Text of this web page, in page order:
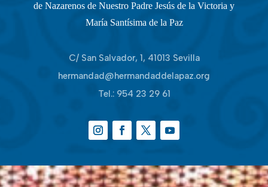
de Nazarenos de Nuestro Padre Jesús de la Victoria y
María Santísima de la Paz
C/ San Salvador, 1, 41013 Sevilla
hermandad@hermandaddelapaz.org
Tel.: 954 23 29 61